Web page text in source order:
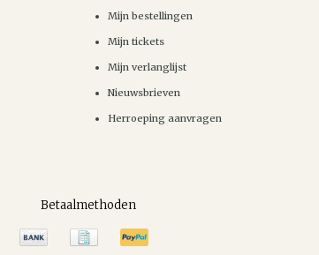
Mijn bestellingen
Mijn tickets
Mijn verlanglijst
Nieuwsbrieven
Herroeping aanvragen
Betaalmethoden